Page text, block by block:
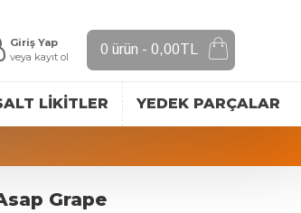
Giriş Yap
veya kayıt ol
0 ürün - 0,00TL
LIKITLER YEDEK PARÇALAR
Grape